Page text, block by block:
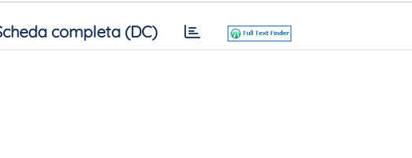
completa (DC)